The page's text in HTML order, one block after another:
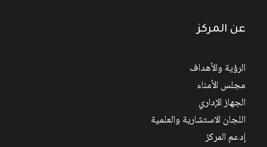
عن المركز
الرؤية والأهداف
مجلس الأمناء
الجهاز الإداري
اللجان الاستشارية والعلمية
إدعم المركز